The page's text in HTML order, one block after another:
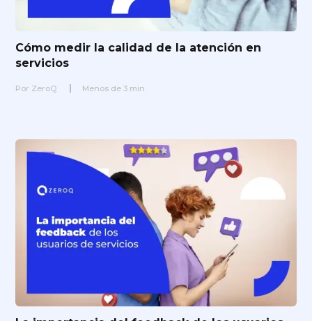
Cómo medir la calidad de la atención en
servicios
Por ZeroQ Menos de 3 min.